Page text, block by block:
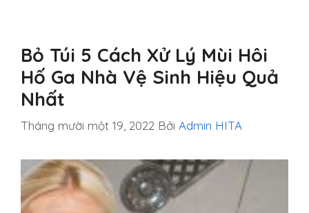
Bỏ Túi 5 Cách Xử Lý Mùi Hôi
Hố Ga Nhà Vệ Sinh Hiệu Quả
Nhất
Tháng mười một 19, 2022 Bởi Admin HITA